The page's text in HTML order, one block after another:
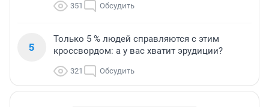
351 Обсудить
5
Только 5 % людей справляются с этим
кроссвордом: а у вас хватит эрудиции?
321 Обсудить